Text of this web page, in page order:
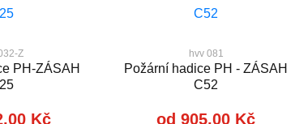
Z
PH-ZÁSAH
Kč
hvv 081
Požární hadice PH - ZÁSAH
C52
od 905,00 Kč